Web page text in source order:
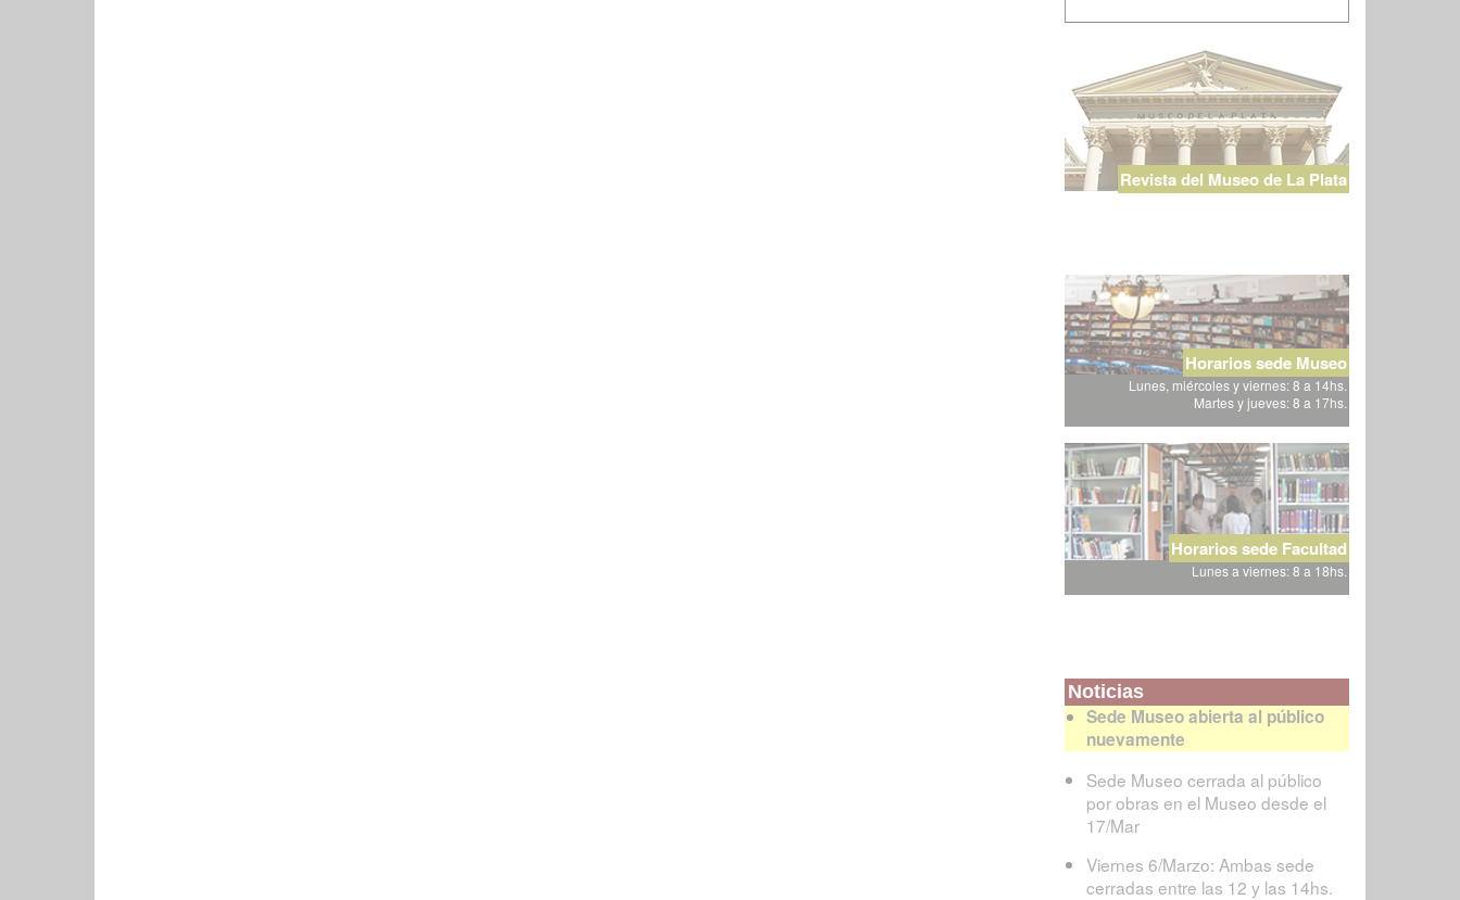
Revista del Museo de La Plata
Horarios sede Museo
Lunes, miércoles y viernes: 8 a 14hs.
Martes y jueves: 8 a 17hs.
Horarios sede Facultad
Lunes a viernes: 8 a 18hs.
Noticias
Sede Museo abierta al público
nuevamente
Sede Museo cerrada al público
por obras en el Museo desde el
17/Mar
Viernes 6/Marzo: Ambas sede
cerradas entre las 12 y las 14hs.